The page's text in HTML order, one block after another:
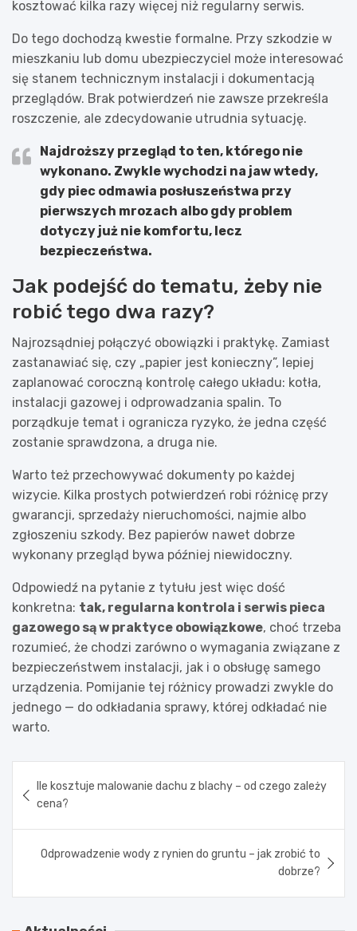
kosztować kilka razy więcej niż regularny serwis.
Do tego dochodzą kwestie formalne. Przy szkodzie w
mieszkaniu lub domu ubezpieczyciel może interesować
się stanem technicznym instalacji i dokumentacją
przeglądów. Brak potwierdzeń nie zawsze przekreśla
roszczenie, ale zdecydowanie utrudnia sytuację.
Najdroższy przegląd to ten, którego nie
wykonano. Zwykle wychodzi na jaw wtedy,
gdy piec odmawia posłuszeństwa przy
pierwszych mrozach albo gdy problem
dotyczy już nie komfortu, lecz
bezpieczeństwa.
Jak podejść do tematu, żeby nie
robić tego dwa razy?
Najrozsądniej połączyć obowiązki i praktykę. Zamiast
zastanawiać się, czy „papier jest konieczny”, lepiej
zaplanować coroczną kontrolę całego układu: kotła,
instalacji gazowej i odprowadzania spalin. To
porządkuje temat i ogranicza ryzyko, że jedna część
zostanie sprawdzona, a druga nie.
Warto też przechowywać dokumenty po każdej
wizycie. Kilka prostych potwierdzeń robi różnicę przy
gwarancji, sprzedaży nieruchomości, najmie albo
zgłoszeniu szkody. Bez papierów nawet dobrze
wykonany przegląd bywa później niewidoczny.
Odpowiedź na pytanie z tytułu jest więc dość
konkretna: tak, regularna kontrola i serwis pieca
gazowego są w praktyce obowiązkowe, choć trzeba
rozumieć, że chodzi zarówno o wymagania związane z
bezpieczeństwem instalacji, jak i o obsługę samego
urządzenia. Pomijanie tej różnicy prowadzi zwykle do
jednego — do odkładania sprawy, której odkładać nie
warto.
wpisu
Ile kosztuje malowanie dachu z blachy – od czego zależy
cena?
Odprowadzenie wody z rynien do gruntu – jak zrobić to
dobrze?